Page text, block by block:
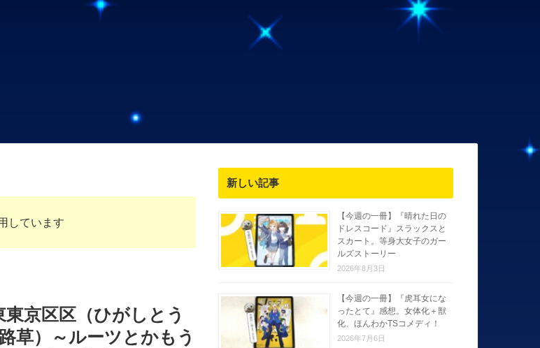
しています
東京区区（ひがしとう
草）～ルーツとかもう
新しい記事
【今週の一冊】『晴れた日の
ドレスコード』スラックスと
スカート。等身大女子のガー
ルズストーリー
2026年8月3日
【今週の一冊】『虎耳女にな
ったとて』感想。女体化＋獣
化、ほんわかTSコメディ！
2026年7月6日